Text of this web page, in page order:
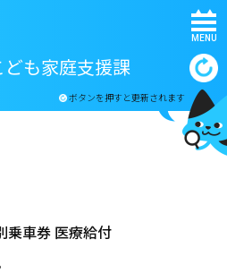
MENU
も家庭支援課
ボタンを押すと更新されます
乗車券 医療給付